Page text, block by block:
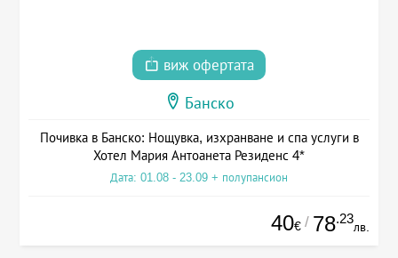
виж офертата
Банско
Почивка в Банско: Нощувка, изхранване и спа услуги в
Хотел Мария Антоанета Резиденс 4*
Дата: 01.08 - 23.09 + полупансион
40€ / 78.23
лв.